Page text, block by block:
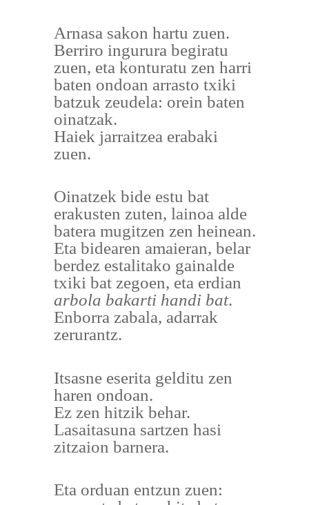
Arnasa sakon hartu zuen.
Berriro ingurura begiratu
zuen, eta konturatu zen harri
baten ondoan arrasto txiki
batzuk zeudela: orein baten
oinatzak.
Haiek jarraitzea erabaki
zuen.
Oinatzek bide estu bat
erakusten zuten, lainoa alde
batera mugitzen zen heinean.
Eta bidearen amaieran, belar
berdez estalitako gainalde
txiki bat zegoen, eta erdian
arbola bakarti handi bat.
Enborra zabala, adarrak
zerurantz.
Itsasne eserita gelditu zen
haren ondoan.
Ez zen hitzik behar.
Lasaitasuna sartzen hasi
zitzaion barnera.
Eta orduan entzun zuen: